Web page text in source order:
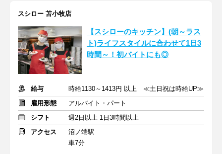
スシロー 苫小牧店
【スシローのキッチン】(朝～ラス
ト)ライフスタイルに合わせて1日3
時間～！初バイトにも◎
給与
時給1130～1413円 以上 ≪土日祝は時給UP≫
雇用形態
アルバイト・パート
シフト
週2日以上 1日3時間以上
アクセス
沼ノ端駅
車7分